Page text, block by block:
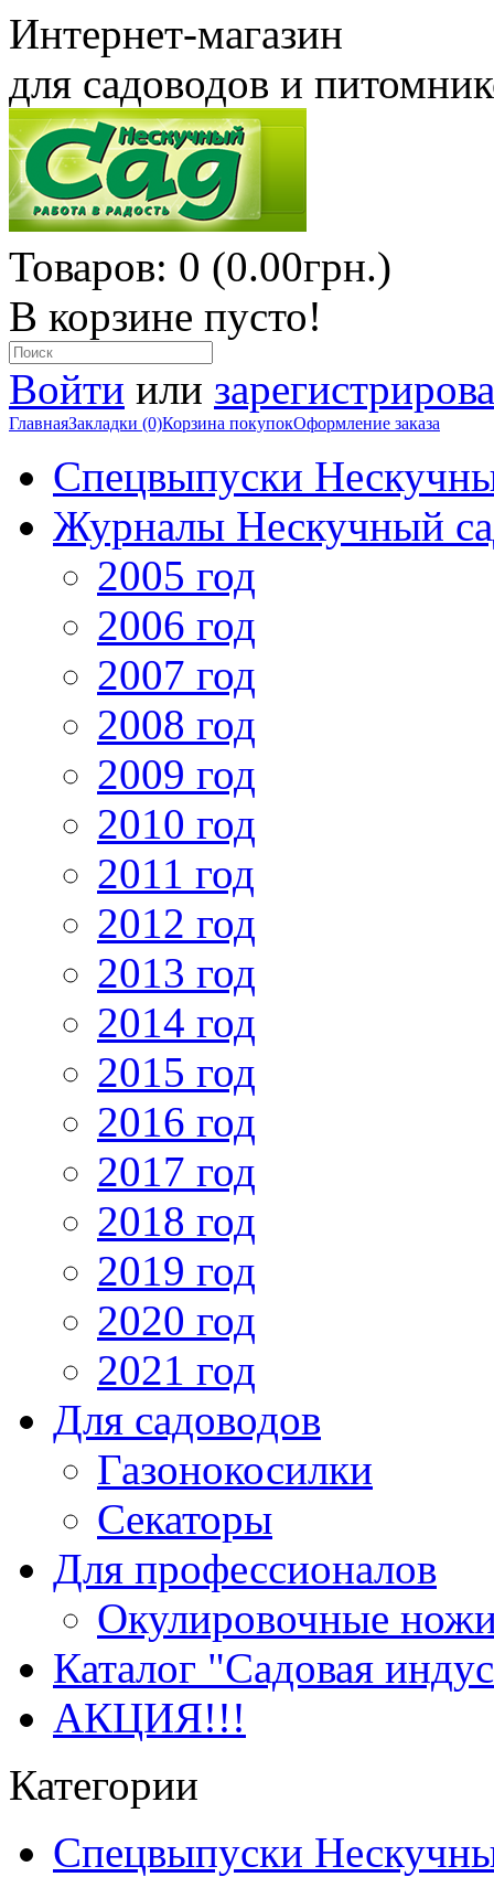
Интернет-магазин
для садоводов и
Товаров: 0 (0.00грн.)
В корзине пусто!
Войти или
ГлавнаяЗакладки (0)Корзина покупокОформление заказа
Спецвыпуски
Журналы Нескучный
2005 год
2006 год
2007 год
2008 год
2009 год
2010 год
2011 год
2012 год
2013 год
2014 год
2015 год
2016 год
2017 год
2018 год
2019 год
2020 год
2021 год
Для садоводов
Газонокосилки
Секаторы
Для профессионалов
Окулировочные
Каталог "Садовая
АКЦИЯ!!!
Категории
Спецвыпуски